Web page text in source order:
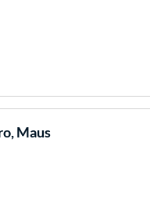
Maus